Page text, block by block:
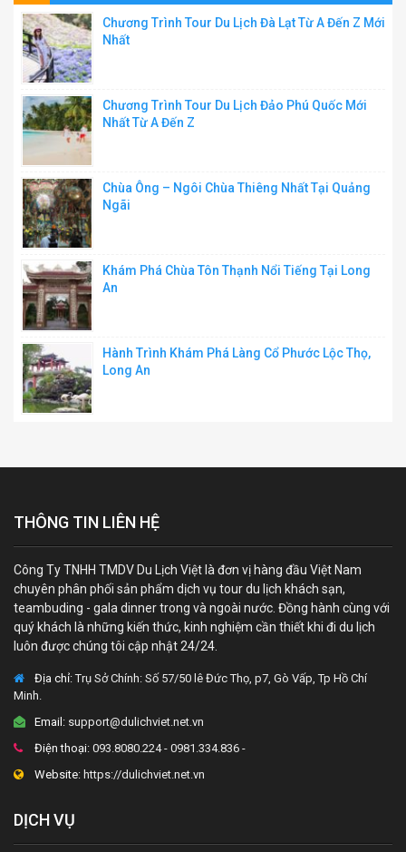
Chương Trình Tour Du Lịch Đà Lạt Từ A Đến Z Mới
Nhất
Chương Trình Tour Du Lịch Đảo Phú Quốc Mới
Nhất Từ A Đến Z
Chùa Ông – Ngôi Chùa Thiêng Nhất Tại Quảng
Ngãi
Khám Phá Chùa Tôn Thạnh Nổi Tiếng Tại Long
An
Hành Trình Khám Phá Làng Cổ Phước Lộc Thọ,
Long An
THÔNG TIN LIÊN HỆ
Công Ty TNHH TMDV Du Lịch Việt là đơn vị hàng đầu Việt Nam
chuyên phân phối sản phẩm dịch vụ tour du lịch khách sạn,
teambuding - gala dinner trong và ngoài nước. Đồng hành cùng với
quý khách là những kiến thức, kinh nghiệm cần thiết khi đi du lịch
luôn được chúng tôi cập nhật 24/24.
Địa chỉ:Trụ Sở Chính: Số 57/50 lê Đức Thọ, p7, Gò Vấp, Tp Hồ Chí
Minh.
Email: support@dulichviet.net.vn
Điện thoại: 093.8080.224 - 0981.334.836 -
Website: https://dulichviet.net.vn
DỊCH VỤ